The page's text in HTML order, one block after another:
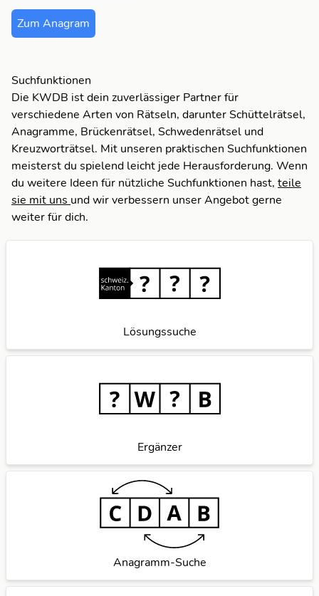
O
Zum Anagram
Suchfunktionen
Die KWDB ist dein zuverlässiger Partner für
verschiedene Arten von Rätseln, darunter Schüttelrätsel,
Anagramme, Brückenrätsel, Schwedenrätsel und
Kreuzworträtsel. Mit unseren praktischen Suchfunktionen
meisterst du spielend leicht jede Herausforderung. Wenn
du weitere Ideen für nützliche Suchfunktionen hast, teile
sie mit uns und wir verbessern unser Angebot gerne
weiter für dich.
Lösungssuche
Ergänzer
Anagramm-Suche